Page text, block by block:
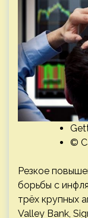
©
Резкое
борьбы с
трёх крупных
Valley Bank,